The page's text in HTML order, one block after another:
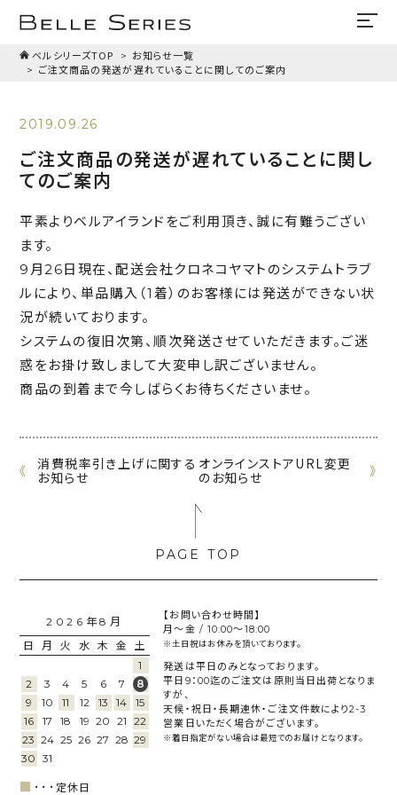
ベルシリーズTOP お知らせ一覧
ご注文商品の発送が遅れていることに関してのご案内
2019.09.26
ご注文商品の発送が遅れていることに関し
てのご案内
平素よりベルアイランドをご利用頂き、誠に有難うござい
ます。
9月26日現在、配送会社クロネコヤマトのシステムトラブ
ルにより、単品購入（1着）のお客様には発送ができない状
況が続いております。
システムの復旧次第、順次発送させていただきます。ご迷
惑をお掛け致しまして大変申し訳ございません。
商品の到着まで今しばらくお待ちくださいませ。
《
消費税率引き上げに関する
お知らせ
オンラインストアURL変更
のお知らせ
》
2026年8月
日
月 火 水 木 金
土
1
2
3 4 5 6 7
8
9
10 11 12 13 14
15
16
17 18 19 20 21
22
23 24 25 26 27 28 29
30 31
■ ･･･ 定休日
【お問い合わせ時間】
月～金 / 10:00～18:00
※土日祝はお休みを頂いております。
発送は平日のみとなっております。
平日9：00迄のご注文は原則当日出荷となりま
すが、
天候・祝日・長期連休・ご注文件数により2-3
営業日いただく場合がございます。
※着日指定がない場合は最短でのお届けとなります。